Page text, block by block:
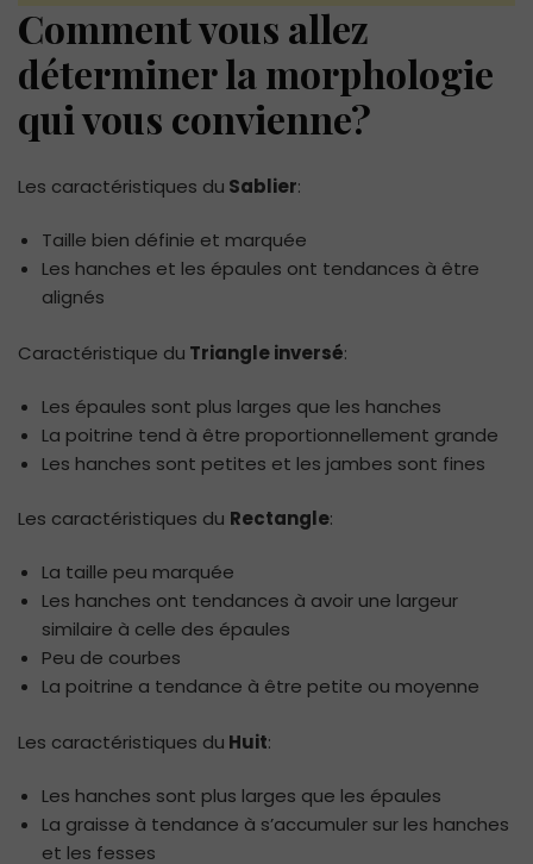
Comment vous allez
déterminer la morphologie
qui vous convienne?
Les caractéristiques du Sablier:
Taille bien définie et marquée
Les hanches et les épaules ont tendances à être
alignés
Caractéristique du Triangle inversé:
Les épaules sont plus larges que les hanches
La poitrine tend à être proportionnellement grande
Les hanches sont petites et les jambes sont fines
Les caractéristiques du Rectangle:
La taille peu marquée
Les hanches ont tendances à avoir une largeur
similaire à celle des épaules
Peu de courbes
La poitrine a tendance à être petite ou moyenne
Les caractéristiques du Huit:
Les hanches sont plus larges que les épaules
La graisse à tendance à s’accumuler sur les hanches
et les fesses